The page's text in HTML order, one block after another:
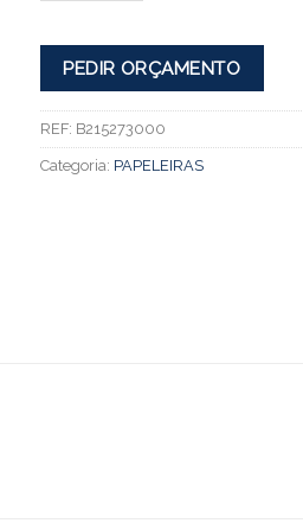
PEDIR ORÇAMENTO
REF: B215273000
Categoria: PAPELEIRAS